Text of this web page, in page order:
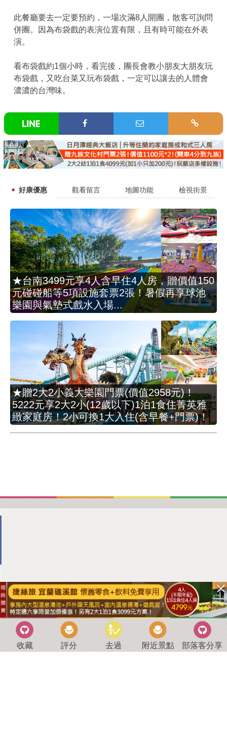
此餐廳要去一定要預約，一場次滿8人開團，散客可詢問
併團。因為布袋戲的表演位置有限，且有時可能在外表
演。
看布袋戲約1個小時，看完後，團長會教小朋友大朋友玩
布袋戲，又吃台菜又玩布袋戲，一定可以讓去的人體會
濃濃的台灣味。
好康優惠 觀看留言 地圖功能 檢視街景
★台南3499元享4人含早住4人房，贈價值150
元碰碰船等5項設施套票2張！暑假再享球池
樂園與氣墊式戲水入場...
★贈2大2小義大樂園門票(價值2958元)！
5222元享2大2小(12歲以下)1泊1食住菁英雅
緻家庭房！2小可換1大入住(含早餐+門票)！
收藏 評分 去過 附近景點 部落客分享